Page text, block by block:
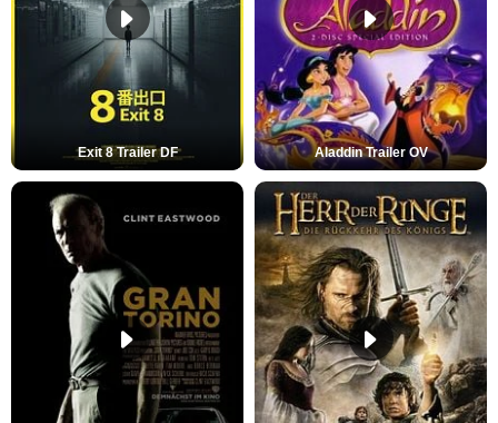
Exit 8 Trailer DF Aladdin Trailer OV